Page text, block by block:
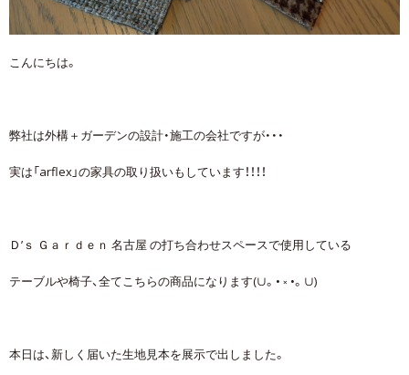
こんにちは。
弊社は外構＋ガーデンの設計・施工の会社ですが・・・
実は「arflex」の家具の取り扱いもしています！！！！
Ｄ’ｓ Ｇａｒｄｅｎ 名古屋 の打ち合わせスペースで使用している
テーブルや椅子、全てこちらの商品になります(∪。• ༝ •。∪)
本日は、新しく届いた生地見本を展示で出しました。